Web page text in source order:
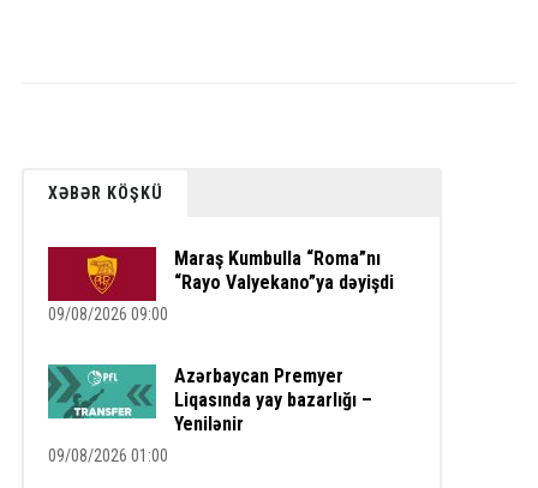
XƏBƏR KÖŞKÜ
Maraş Kumbulla “Roma”nı
“Rayo Valyekano”ya dəyişdi
09/08/2026 09:00
Azərbaycan Premyer
Liqasında yay bazarlığı –
Yenilənir
09/08/2026 01:00